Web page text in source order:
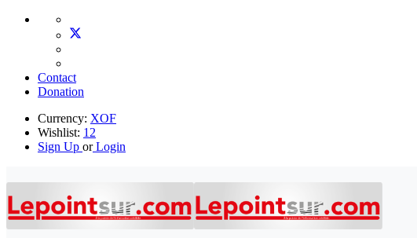
Contact
Donation
Currency: XOF
Wishlist: 12
Sign Up orLogin